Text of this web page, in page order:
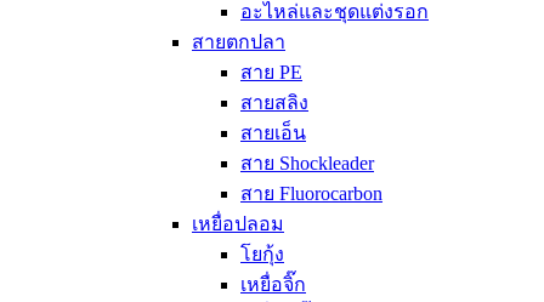
อะไหล่และชุดแต่งรอก
สายตกปลา
สาย PE
สายสลิง
สายเอ็น
สาย Shockleader
สาย Fluorocarbon
เหยื่อปลอม
โยกุ้ง
เหยื่อจิ๊ก